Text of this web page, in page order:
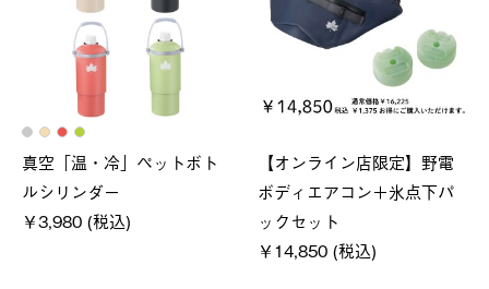
真空「温・冷」ペットボト
ルシリンダー
￥3,980 (税込)
【オンライン店限定】野電
ボディエアコン＋氷点下パ
ックセット
￥14,850 (税込)